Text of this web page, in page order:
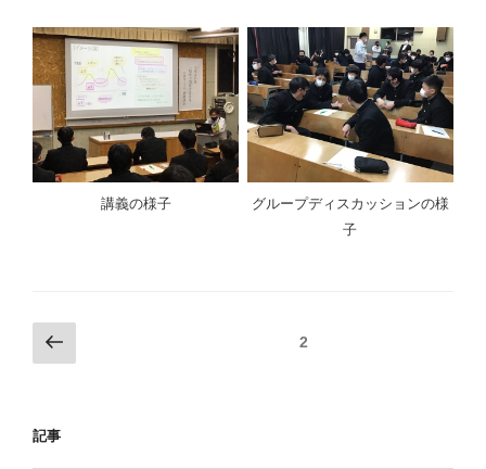
講義の様子
グループディスカッションの様
子
投
稿
ビ
前
の
固定ページ2
記事